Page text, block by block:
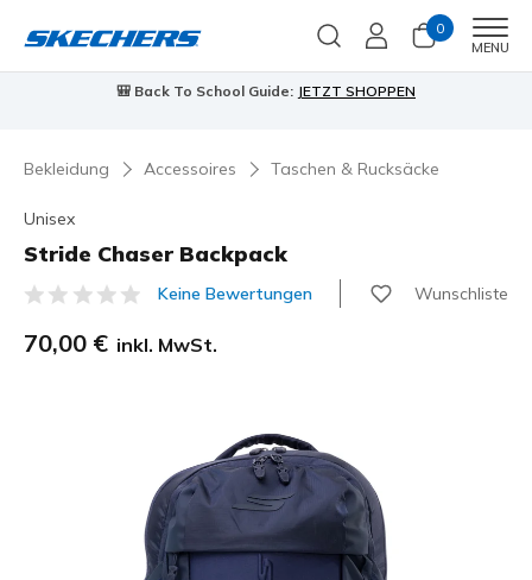
0
MENU
🎒 Back To School Guide: JETZT SHOPPEN
Bekleidung Accessoires Taschen & Rucksäcke
Unisex
Stride Chaser Backpack
4,5 von 5 Kundenbewertungen
Keine Bewertungen Wunschliste
70,00 € inkl. MwSt.